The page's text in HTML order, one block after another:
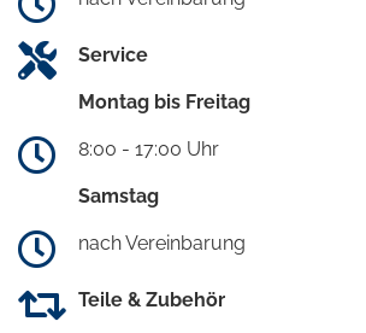
Service
Montag bis Freitag
8:00 - 17:00 Uhr
Samstag
nach Vereinbarung
Teile & Zubehör